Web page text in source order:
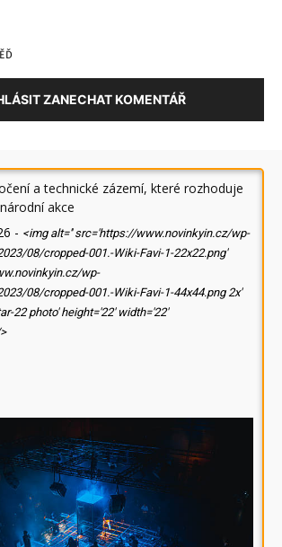
ZANECHAT KOMENTÁŘ
a technické zázemí, které rozhoduje
akce
- <img alt='' src='https://www.novinkyin.cz/wp-
08/cropped-001.-Wiki-Favi-1-22x22.png'
wp-
08/cropped-001.-Wiki-Favi-1-44x44.png 2x'
22 photo' height='22' width='22'